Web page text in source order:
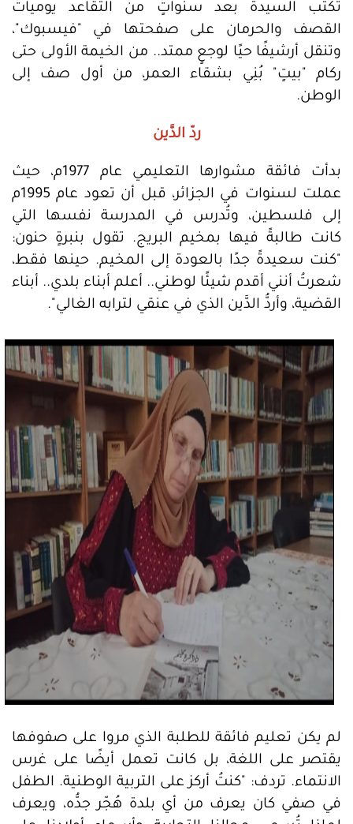
تكتب السيدة بعد سنواتٍ من التقاعد يوميات
القصف والحرمان على صفحتها في "فيسبوك"،
وتنقل أرشيفًا حيًا لوجعٍ ممتد.. من الخيمة الأولى حتى
ركام "بيتٍ" بُنِي بشقاء العمر، من أول صف إلى
الوطن.
ردّ الدَّين
بدأت فائقة مشوارها التعليمي عام 1977م، حيث
عملت لسنوات في الجزائر، قبل أن تعود عام 1995م
إلى فلسطين، وتُدرس في المدرسة نفسها التي
كانت طالبةً فيها بمخيم البريج. تقول بنبرةٍ حنون:
"كنت سعيدةً جدًا بالعودة إلى المخيم. حينها فقط،
شعرتُ أنني أقدم شيئًا لوطني.. أعلم أبناء بلدي.. أبناء
القضية، وأردُّ الدَّين الذي في عنقي لترابه الغالي".
لم يكن تعليم فائقة للطلبة الذي مروا على صفوفها
يقتصر على اللغة، بل كانت تعمل أيضًا على غرس
الانتماء. تردف: "كنتُ أركز على التربية الوطنية. الطفل
في صفي كان يعرف من أي بلدة هُجّر جدُّه، ويعرف